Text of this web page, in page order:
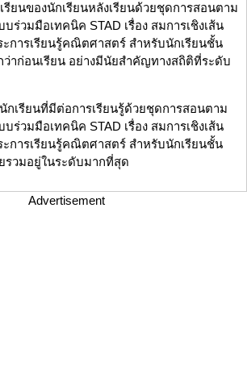
รียนของนักเรียนหลังเรียนด้วยชุดการสอนตาม
ร่วมมือเทคนิค STAD เรื่อง สมการเชิงเส้น
ะการเรียนรู้คณิตศาสตร์ สำหรับนักเรียนชั้น
าก่อนเรียน อย่างมีนัยสำคัญทางสถิติที่ระดับ
กเรียนที่มีต่อการเรียนรู้ด้วยชุดการสอนตาม
ร่วมมือเทคนิค STAD เรื่อง สมการเชิงเส้น
ะการเรียนรู้คณิตศาสตร์ สำหรับนักเรียนชั้น
วมอยู่ในระดับมากที่สุด
Advertisement